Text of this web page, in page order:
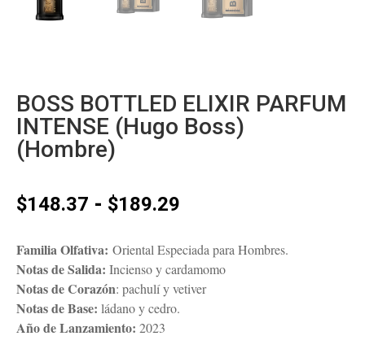
BOSS BOTTLED ELIXIR PARFUM
INTENSE (Hugo Boss)
(Hombre)
$148.37 - $189.29
precios:
desde
$148.37
hasta
Familia Olfativa: Oriental Especiada para Hombres.
Notas de Salida: Incienso y cardamomo
Notas de Corazón: pachulí y vetiver
Notas de Base: ládano y cedro.
Año de Lanzamiento: 2023